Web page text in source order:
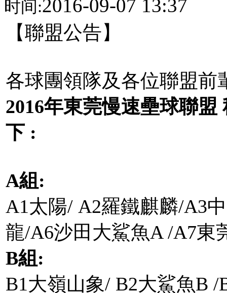
时间:2016-09-07 13:37
【聯盟公告】
各球團領隊及各位聯盟前
2016年東莞慢速壘球聯盟
下 :
A組 :
A1太陽/ A2羅鐵麒麟/A3
龍/A6沙田大鯊魚A /A7東
B組:
B1大嶺山象/ B2大鯊魚B